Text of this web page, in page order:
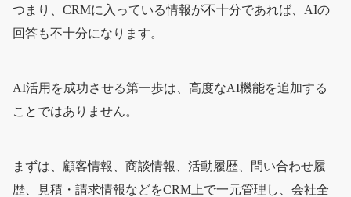
つまり、CRMに入っている情報が不十分であれば、AIの
回答も不十分になります。
AI活用を成功させる第一歩は、高度なAI機能を追加する
ことではありません。
まずは、顧客情報、商談情報、活動履歴、問い合わせ履
歴、見積・請求情報などをCRM上で一元管理し、会社全